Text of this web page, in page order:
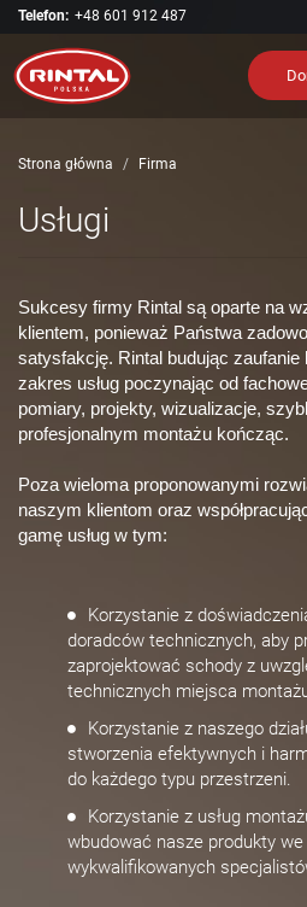
Telefon: +48 601 912 487
Strona główna Firma
Usługi
Sukcesy firmy Rintal są oparte na
klientem, ponieważ Państwa
satysfakcję. Rintal budując zaufanie
zakres usług poczynając od
pomiary, projekty, wizualizacje,
profesjonalnym montażu kończąc.
Poza wieloma proponowanymi
naszym klientom oraz
gamę usług w tym:
Korzystanie z
doradców technicznych, aby
zaprojektować schody z
technicznych miejsca
Korzystanie z naszego
stworzenia efektywnych i
do każdego typu przestrzeni.
Korzystanie z usług
wbudować nasze produkty
wykwalifikowanych